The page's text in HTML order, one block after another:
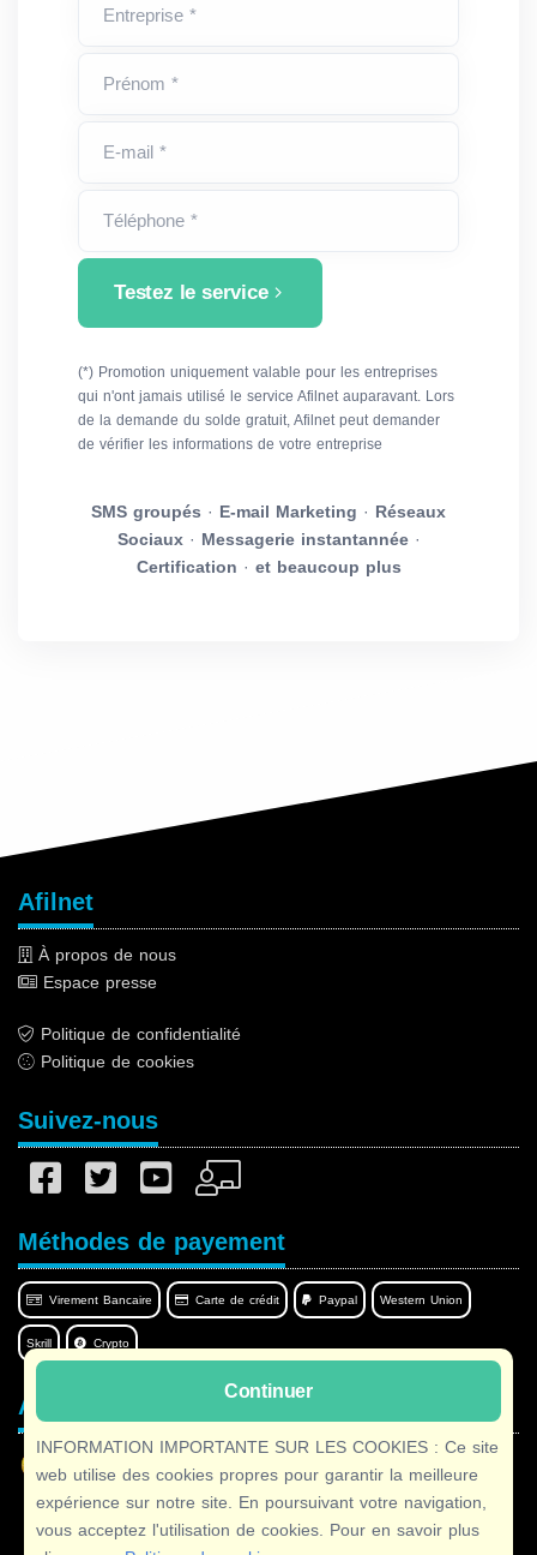
Entreprise *
Prénom *
E-mail *
Téléphone *
Testez le service
(*) Promotion uniquement valable pour les entreprises
qui n'ont jamais utilisé le service Afilnet auparavant. Lors
de la demande du solde gratuit, Afilnet peut demander
de vérifier les informations de votre entreprise
SMS groupés · E-mail Marketing · Réseaux
Sociaux· Messagerie instantannée·
Certification · et beaucoup plus
Continuer
INFORMATION IMPORTANTE SUR LES COOKIES : Ce site
web utilise des cookies propres pour garantir la meilleure
expérience sur notre site. En poursuivant votre navigation,
vous acceptez l'utilisation de cookies. Pour en savoir plus
Afilnet
À propos de nous
Espace presse
Politique de confidentialité
Politique de cookies
Suivez-nous
Méthodes de payement
Virement Bancaire Carte de crédit Paypal Western Union
Skrill Crypto
Afilnet dans votre langue
Copyright © 2026 Afilnet· Tous droits réservés